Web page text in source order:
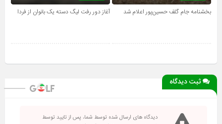
بخشنامه جام گلف حسین‌پور اعلام شد آغاز دور رفت لیگ دسته یک بانوان از فردا
ثبت دیدگاه
دیدگاه های ارسال شده توسط شما، پس از تایید توسط